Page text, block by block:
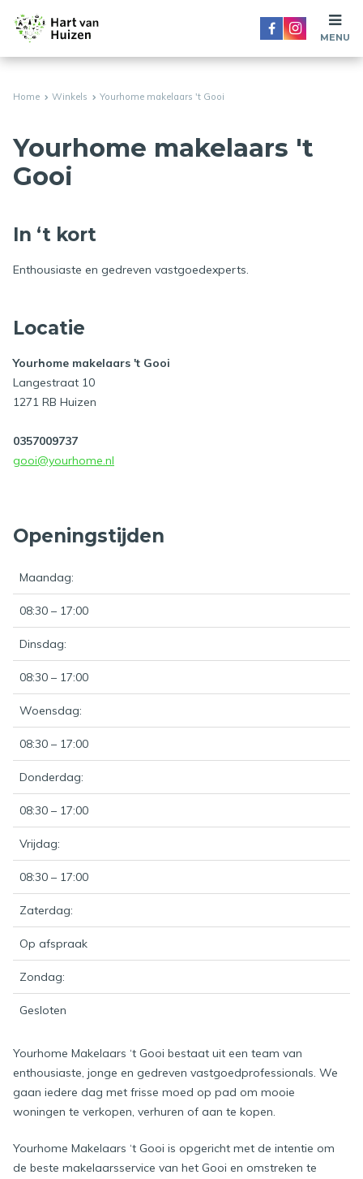
Home Winkels Yourhome makelaars 't Gooi
Yourhome makelaars 't
Gooi
In ‘t kort
Enthousiaste en gedreven vastgoedexperts.
Locatie
Yourhome makelaars 't Gooi
Langestraat 10
1271 RB Huizen
0357009737
gooi@yourhome.nl
Openingstijden
Maandag:
08:30 – 17:00
Dinsdag:
08:30 – 17:00
Woensdag:
08:30 – 17:00
Donderdag:
08:30 – 17:00
Vrijdag:
08:30 – 17:00
Zaterdag:
Op afspraak
Zondag:
Gesloten
Yourhome Makelaars ‘t Gooi bestaat uit een team van
enthousiaste, jonge en gedreven vastgoedprofessionals. We
gaan iedere dag met frisse moed op pad om mooie
woningen te verkopen, verhuren of aan te kopen.
Yourhome Makelaars ‘t Gooi is opgericht met de intentie om
de beste makelaarsservice van het Gooi en omstreken te
MENU